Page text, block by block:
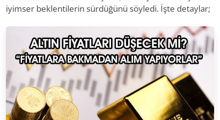
iyimser beklentilerin sürdüğünü söyledi. İşte detaylar;